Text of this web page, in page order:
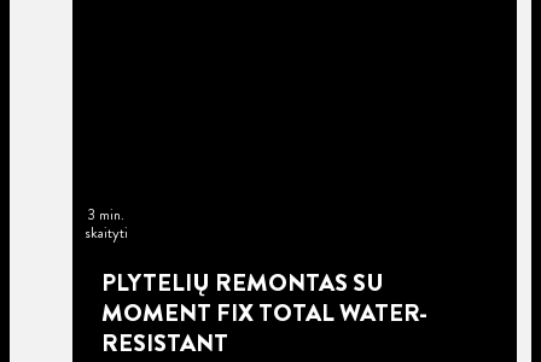
3 min.
skaityti
PLYTELIŲ REMONTAS SU
MOMENT FIX TOTAL WATER-
RESISTANT